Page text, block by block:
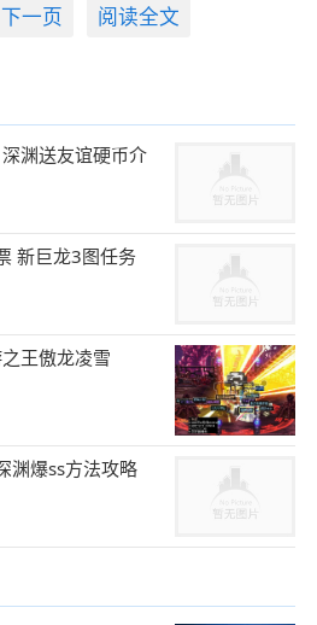
下一页 阅读全文
渊送友谊硬币介
新巨龙3图任务
王傲龙凌雪
渊爆ss方法攻略